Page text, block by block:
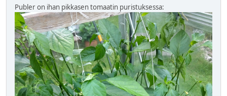
Publer on ihan pikkasen tomaatin puristuksessa: